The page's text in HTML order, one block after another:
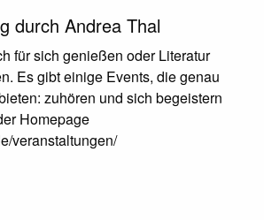
durch Andrea Thal
für sich genießen oder Literatur
Es gibt einige Events, die genau
zuhören und sich begeistern
Homepage
veranstaltungen/